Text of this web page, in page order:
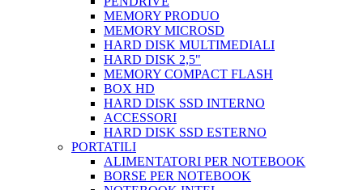
MEMORY PRODUO
MEMORY MICROSD
HARD DISK MULTIMEDIALI
HARD DISK 2,5"
MEMORY COMPACT FLASH
BOX HD
HARD DISK SSD INTERNO
ACCESSORI
HARD DISK SSD ESTERNO
PORTATILI
ALIMENTATORI PER NOTEBOOK
BORSE PER NOTEBOOK